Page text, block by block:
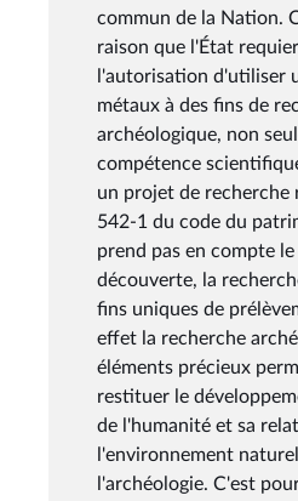
commun de la Nation.
raison que l'État
l'autorisation d'utiliser
métaux à des fins de
archéologique, non
compétence
un projet de recherche
542-1 du code du
prend pas en compte
découverte, la
fins uniques de
effet la recherche
éléments précieux
restituer le
de l'humanité et sa
l'environnement
l'archéologie. C'est